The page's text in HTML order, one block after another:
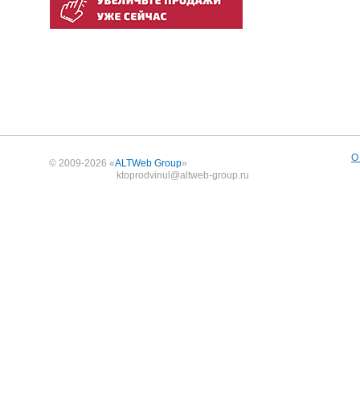
© 2009-2026 «ALTWeb Group»
ktoprodvinul@altweb-group.ru
О